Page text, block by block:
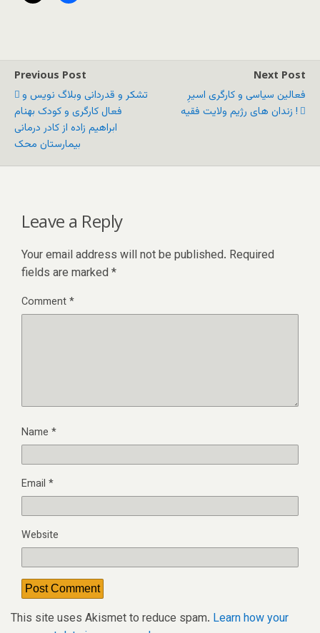
Previous Post
تشکر و قدردانی وبلاگ نویس و
فعال کارگری و کودک بهنام
ابراهیم زاده از کادر درمانی
بیمارستان محک
Next Post
فعالین سیاسی و کارگری اسیرِ
زندان های رژیم ولایت فقیه !
Leave a Reply
Your email address will not be published. Required
fields are marked *
Comment*
Name *
Email *
Website
This site uses Akismet to reduce spam. Learn how your